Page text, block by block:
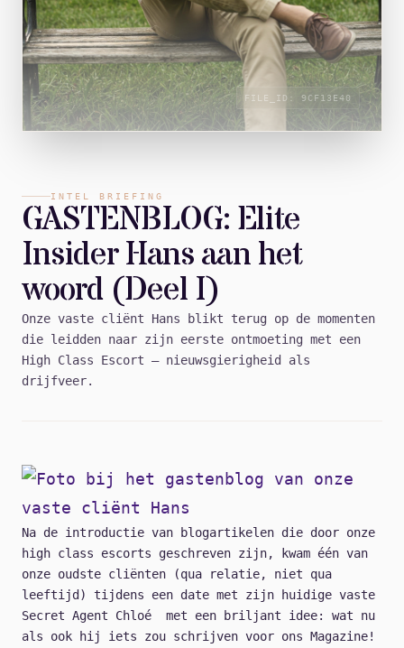
FILE_ID: 9CF13E40
INTEL BRIEFING
GASTENBLOG: Elite
Insider Hans aan het
woord (Deel I)
Onze vaste cliënt Hans blikt terug op de momenten
die leidden naar zijn eerste ontmoeting met een
High Class Escort — nieuwsgierigheid als
drijfveer.
Na de introductie van blogartikelen die door onze
high class escorts geschreven zijn, kwam één van
onze oudste cliënten (qua relatie, niet qua
leeftijd) tijdens een date met zijn huidige vaste
Secret Agent Chloé met een briljant idee: wat nu
als ook hij iets zou schrijven voor ons Magazine!